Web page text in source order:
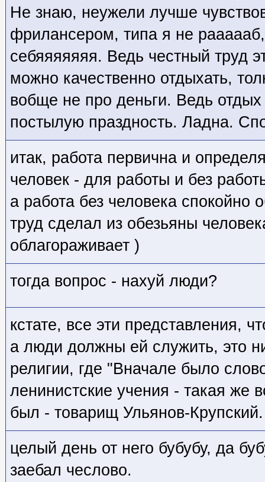
Не знаю, неужели лучше
фрилансером, типа я не
себяяяяяяя. Ведь честный труд
можно качественно отдыхать,
вобще не про деньги. Ведь
постылую праздность. Ладна.
итак, работа первична и
человек - для работы и без
а работа без человека спокойно
труд сделал из обезьяны
облагораживает )
тогда вопрос - нахуй люди?
кстате, все эти представления,
а люди должны ей служить, это
религии, где "Вначале было
ленинистские учения - такая же
был - товарищ Ульянов-Крупский.
целый день от него бубубу, да
заебал чеслово.